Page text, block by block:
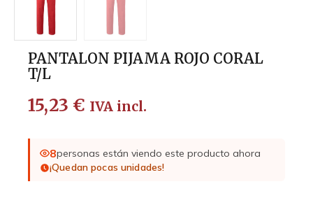
PANTALON PIJAMA ROJO CORAL
T/L
15,23 € IVA incl.
8personas están viendo este producto ahora
¡Quedan pocas unidades!